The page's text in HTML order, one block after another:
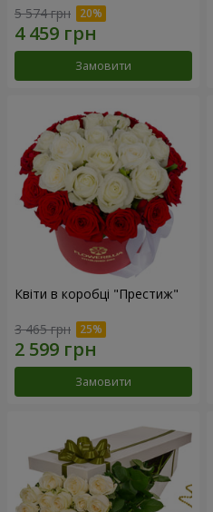
5 574 грн
Замовити
Квіти в коробці "Престиж"
3 465 грн
Замовити